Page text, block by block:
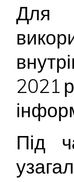
Для
2021
Під